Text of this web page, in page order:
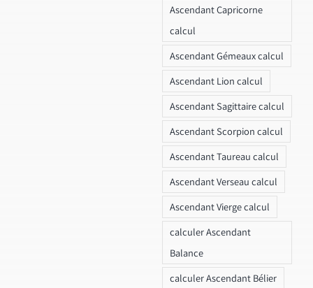
Ascendant Capricorne
calcul
Ascendant Gémeaux calcul
Ascendant Lion calcul
Ascendant Sagittaire calcul
Ascendant Scorpion calcul
Ascendant Taureau calcul
Ascendant Verseau calcul
Ascendant Vierge calcul
calculer Ascendant
Balance
calculer Ascendant Bélier